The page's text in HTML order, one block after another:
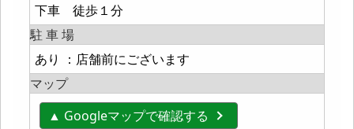
下車 徒歩１分
駐 車 場
あり ：店舗前にございます
マップ
▲ Googleマップで確認する